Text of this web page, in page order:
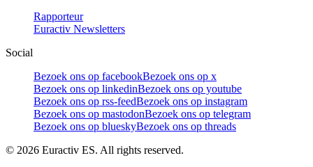
Rapporteur
Euractiv Newsletters
Social
Bezoek ons op facebookBezoek ons op x
Bezoek ons op linkedinBezoek ons op youtube
Bezoek ons op rss-feedBezoek ons op instagram
Bezoek ons op mastodonBezoek ons op telegram
Bezoek ons op blueskyBezoek ons op threads
© 2026 Euractiv ES. All rights reserved.